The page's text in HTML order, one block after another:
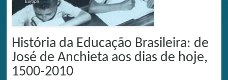
História da Educação Brasileira: de
José de Anchieta aos dias de hoje,
1500-2010